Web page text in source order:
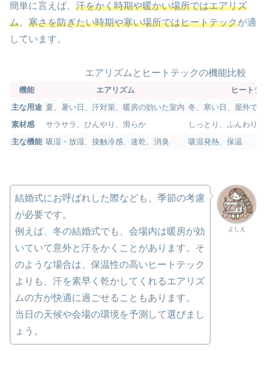
簡単に言えば、 汗をかく時期や暖かい場所ではエアリズ
ム
寒さを防ぎたい時期や寒い場所ではヒートテックが適
しています。
エアリズムとヒートテックの機能比較
機能 エアリズム
ヒートテ
主な用途 夏、暑い日、汗対策、暖房の効いた室内 冬、寒い日、屋外で
素材感
サラサラ、ひんやり、滑らか
しっとり、ふんわり
主な機能 吸湿・放湿、接触冷感、速乾、消臭 吸湿発熱、保温
よしえ
結婚式にお呼ばれした際なども、季節の考慮
が必要です。
例えば、冬の結婚式でも、会場内は暖房が効
いていて意外と汗をかくことがあります。そ
のような場合は、保温性の高いヒートテック
よりも、汗を素早く乾かしてくれるエアリズ
ムの方が快適に過ごせることもあります。
当日の天候や会場の環境を予測して選びまし
ょう。